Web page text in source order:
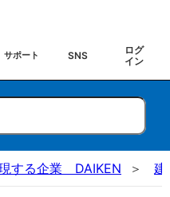
サポート SNS
ログ
イン
現する企業 DAIKEN 建